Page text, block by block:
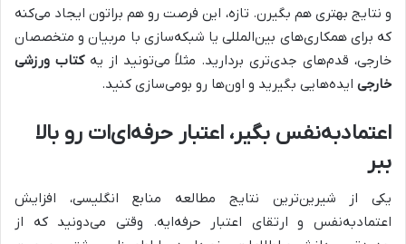
و نتایج بهتری هم بگیرن. تازه، این فرصت رو هم براتون ایجاد می‌کنه
که برای همکاری‌های بین‌المللی یا شبکه‌سازی با مربیان و متخصصان
خارجی، قدم‌های جدی‌تری بردارید. مثلاً می‌تونید از یهکتاب ورزشی
خارجی ایده‌هایی بگیرید و اون‌ها رو بومی‌سازی کنید.
اعتمادبه‌نفس بگیر، اعتبار حرفه‌ای‌ات رو بالا
ببر
یکی از شیرین‌ترین نتایج مطالعه منابع انگلیسی، افزایش
اعتمادبه‌نفس و ارتقای اعتبار حرفه‌ایه. وقتی می‌دونید که از